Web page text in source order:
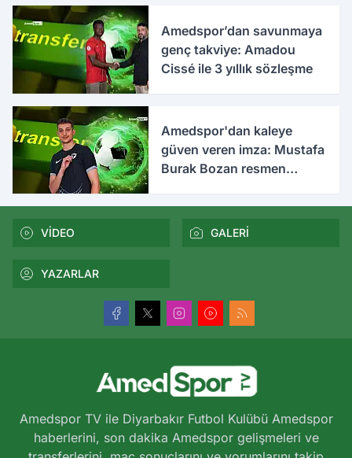
Amedspor’dan savunmaya
genç takviye: Amadou
Cissé ile 3 yıllık sözleşme
Amedspor'dan kaleye
güven veren imza: Mustafa
Burak Bozan resmen
VİDEO GALERİ
YAZARLAR
Amedspor TV ile Diyarbakır Futbol Kulübü Amedspor
haberlerini, son dakika Amedspor gelişmeleri ve